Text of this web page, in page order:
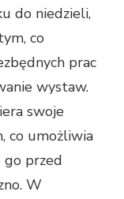
do niedzieli,
co
prac
wystaw.
swoje
co umożliwia
go przed
W